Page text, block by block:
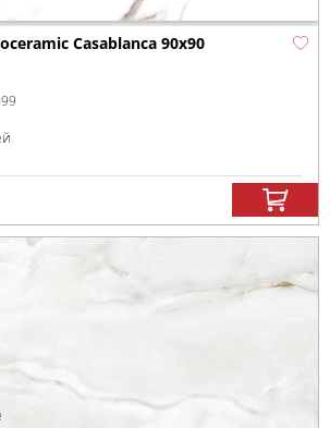
Casablanca 90x90